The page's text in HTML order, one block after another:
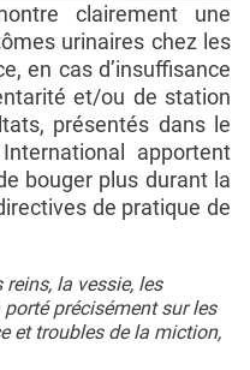
clairement une
urinaires chez les
en cas d’insuffisance
et/ou de station
présentés dans le
apportent
bouger plus durant la
de pratique de
la vessie, les
précisément sur les
et troubles de la miction,